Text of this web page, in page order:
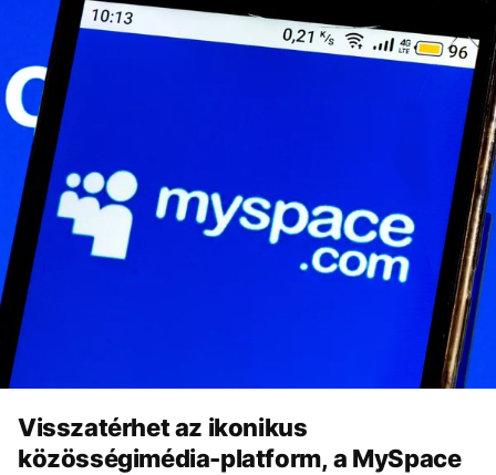
Visszatérhet az ikonikus
közösségimédia-platform, a MySpace